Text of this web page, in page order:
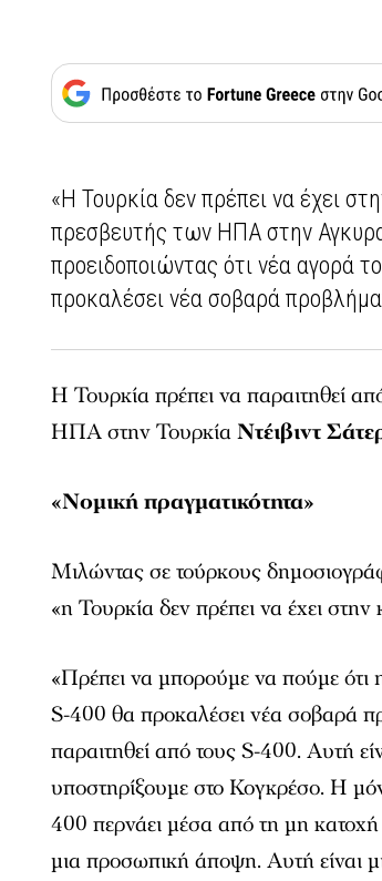
«Η Τουρκία δεν πρέπει να έχει
πρεσβευτής των ΗΠΑ στην
προειδοποιώντας ότι νέα αγορά
προκαλέσει νέα σοβαρά
Η Τουρκία πρέπει να παραιτηθεί
ΗΠΑ στην ΤουρκίαΝτέιβιντ
«Νομική πραγματικότητα»
Μιλώντας σε τούρκους
«η Τουρκία δεν πρέπει να έχει
«Πρέπει να μπορούμε να πούμε
S-400 θα προκαλέσει νέα σοβαρά
παραιτηθεί από τους S-400. Αυτή
υποστηρίξουμε στο Κογκρέσο. Η
400 περνάει μέσα από τη μη
μια προσωπική άποψη. Αυτή είναι